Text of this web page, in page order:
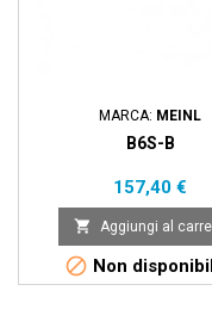
MARCA: MEINL
B6S-B
Prezzo
157,40 €
 Aggiungi al
 Non